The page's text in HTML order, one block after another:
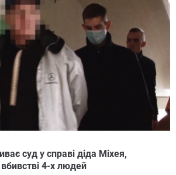
суд у справі діда Міхея,
4-х людей